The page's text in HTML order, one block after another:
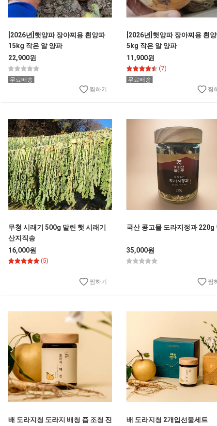
[2026년]햇양파 장아찌용 흰양파
15kg 작은 알 양파
22,900원
무료배송
찜하기
[2026년]햇양파 장아찌용 흰
5kg 작은 알 양파
11,900원
(7)
무료배송
찜
무청 시래기 500g 말린 햇 시래기
산지직송
16,000원
(5)
찜하기
국산 콩고물 도라지정과 220g
35,000원
찜
배 도라지청 도라지 배청 즙 조청 진
배 도라지청 2개입선물세트